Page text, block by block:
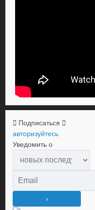
Подписаться
авторизуйтесь
Уведомить о